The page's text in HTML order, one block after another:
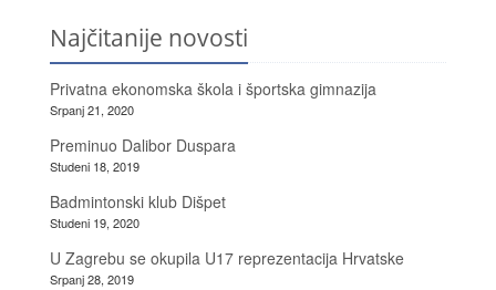
Najčitanije novosti
Privatna ekonomska škola i športska gimnazija
Srpanj 21, 2020
Preminuo Dalibor Duspara
Studeni 18, 2019
Badmintonski klub Dišpet
Studeni 19, 2020
U Zagrebu se okupila U17 reprezentacija Hrvatske
Srpanj 28, 2019